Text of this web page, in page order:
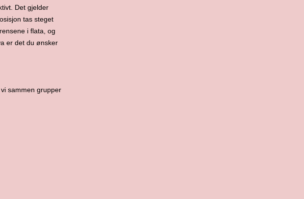
Det gjelder
tas steget
i flata, og
er det du ønsker
sammen grupper